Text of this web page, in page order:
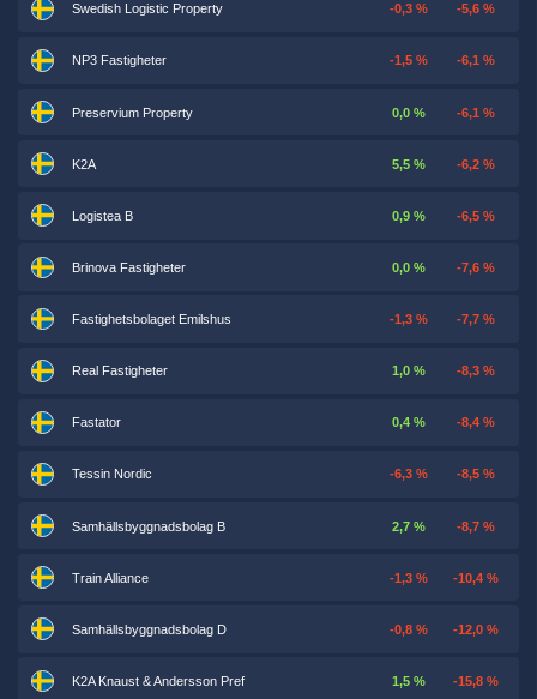
Swedish Logistic Property -0,3 % -5,6 %
NP3 Fastigheter -1,5 % -6,1 %
Preservium Property 0,0 % -6,1 %
K2A 5,5 % -6,2 %
Logistea B 0,9 % -6,5 %
Brinova Fastigheter 0,0 % -7,6 %
Fastighetsbolaget Emilshus -1,3 % -7,7 %
Real Fastigheter 1,0 % -8,3 %
Fastator 0,4 % -8,4 %
Tessin Nordic -6,3 % -8,5 %
Samhällsbyggnadsbolag B 2,7 % -8,7 %
Train Alliance -1,3 % -10,4 %
Samhällsbyggnadsbolag D -0,8 % -12,0 %
K2A Knaust & Andersson Pref 1,5 % -15,8 %